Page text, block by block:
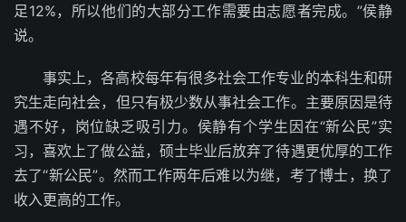
足12%，所以他们的大部分工作需要由志愿者完成。”侯静
说。
事实上，各高校每年有很多社会工作专业的本科生和研
究生走向社会，但只有极少数从事社会工作。主要原因是待
遇不好，岗位缺乏吸引力。侯静有个学生因在“新公民”实
习，喜欢上了做公益，硕士毕业后放弃了待遇更优厚的工作
去了“新公民”。然而工作两年后难以为继，考了博士，换了
收入更高的工作。